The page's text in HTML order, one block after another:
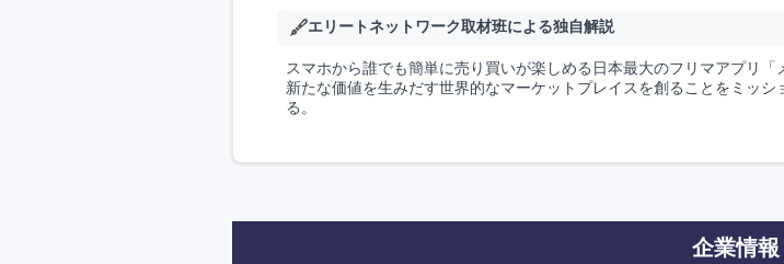
エリートネットワーク取材班による独自解説
スマホから誰でも簡単に売り買いが楽しめる日本最大のフリマアプリ「
新たな価値を生みだす世界的なマーケットプレイスを創ることをミッ
る。
企業情報